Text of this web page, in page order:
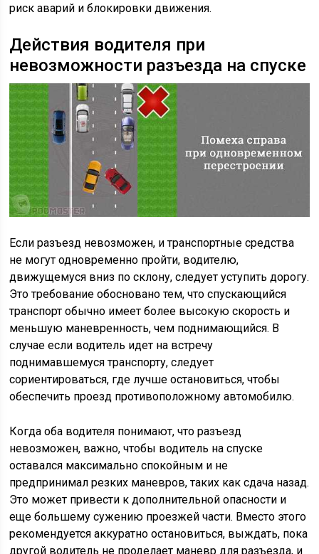
риск аварий и блокировки движения.
Действия водителя при
невозможности разъезда на спуске
Если разъезд невозможен, и транспортные средства
не могут одновременно пройти, водителю,
движущемуся вниз по склону, следует уступить дорогу.
Это требование обосновано тем, что спускающийся
транспорт обычно имеет более высокую скорость и
меньшую маневренность, чем поднимающийся. В
случае если водитель идет на встречу
поднимавшемуся транспорту, следует
сориентироваться, где лучше остановиться, чтобы
обеспечить проезд противоположному автомобилю.
Когда оба водителя понимают, что разъезд
невозможен, важно, чтобы водитель на спуске
оставался максимально спокойным и не
предпринимал резких маневров, таких как сдача назад.
Это может привести к дополнительной опасности и
еще большему сужению проезжей части. Вместо этого
рекомендуется аккуратно остановиться, выждать, пока
другой водитель не проделает маневр для разъезда, и